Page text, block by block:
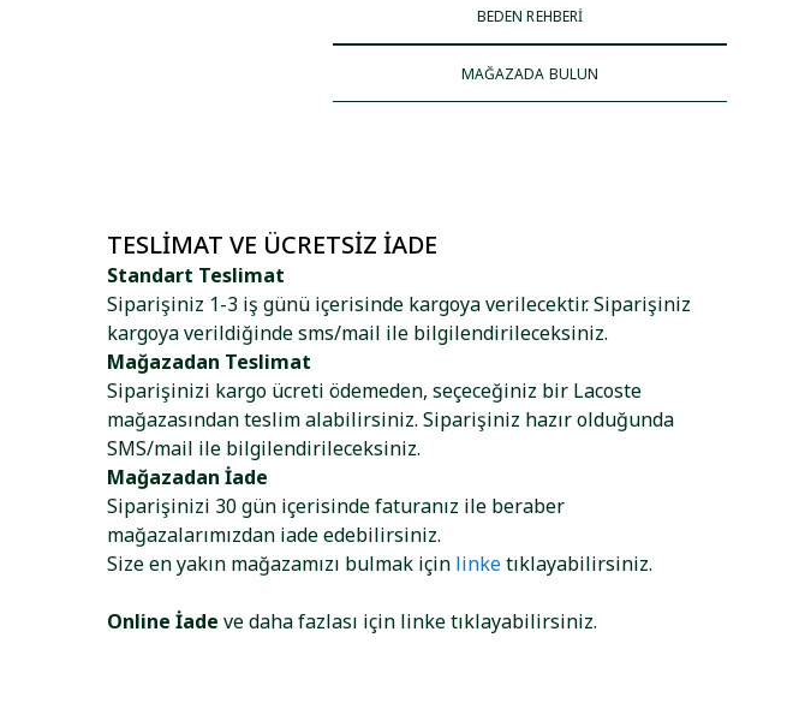
BEDEN REHBERİ
MAĞAZADA BULUN
TESLIMAT VE ÜCRETSIZ İADE
Standart Teslimat
Siparişiniz 1-3 iş günü içerisinde kargoya verilecektir. Siparişiniz
kargoya verildiğinde sms/mail ile bilgilendirileceksiniz.
Mağazadan Teslimat
Siparişinizi kargo ücreti ödemeden, seçeceğiniz bir Lacoste
mağazasından teslim alabilirsiniz. Siparişiniz hazır olduğunda
SMS/mail ile bilgilendirileceksiniz.
Mağazadan İade
Siparişinizi 30 gün içerisinde faturanız ile beraber
mağazalarımızdan iade edebilirsiniz.
Size en yakın mağazamızı bulmak için linketıklayabilirsiniz.
Online İade ve daha fazlası için linketıklayabilirsiniz.